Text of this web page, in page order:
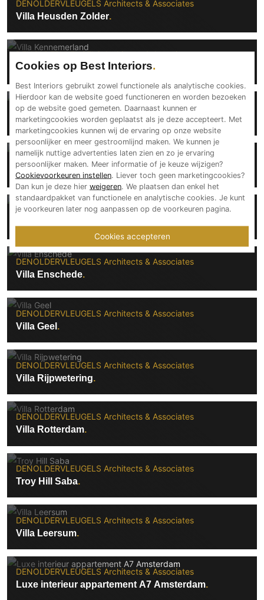
DENOLDERVLEUGELS Architects & Associates
Villa Heusden Zolder
DENOLDERVLEUGELS Architects & Associates
Villa Kennemerland
DENOLDERVLEUGELS Architects & Associates
Villa Muiden
DENOLDERVLEUGELS Architects & Associates
Villa Naarden
DENOLDERVLEUGELS Architects & Associates
DENOLDERVLEUGELS Architects & Associates
Villa Enschede
DENOLDERVLEUGELS Architects & Associates
Villa Geel
DENOLDERVLEUGELS Architects & Associates
Villa Rijpwetering
DENOLDERVLEUGELS Architects & Associates
Villa Rotterdam
DENOLDERVLEUGELS Architects & Associates
Troy Hill Saba
DENOLDERVLEUGELS Architects & Associates
Villa Leersum
DENOLDERVLEUGELS Architects & Associates
Luxe interieur appartement A7 Amsterdam
Cookies op Best Interiors
Best Interiors gebruikt zowel functionele als analytische cookies.
Hierdoor kan de website goed functioneren en worden bezoeken
op de website goed gemeten. Daarnaast kunnen er
marketingcookies worden geplaatst als je deze accepteert. Met
marketingcookies kunnen wij de ervaring op onze website
persoonlijker en meer gestroomlijnd maken. We kunnen je
namelijk nuttige advertenties laten zien en zo je ervaring
persoonlijker maken. Meer informatie of je keuze wijzigen?
Cookievoorkeuren instellen. Liever toch geen marketingcookies?
Dan kun je deze hier weigeren. We plaatsen dan enkel het
standaardpakket van functionele en analytische cookies. Je kunt
je voorkeuren later nog aanpassen op de voorkeuren pagina.
Cookies accepteren